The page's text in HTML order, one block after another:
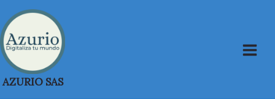
Saltar
al
contenido
AZURIO SAS